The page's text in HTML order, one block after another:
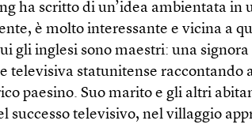
ha scritto di un’idea ambientata in
è molto interessante e vicina a
gli inglesi sono maestri: una
televisiva statunitense raccontando
paesino. Suo marito e gli altri
successo televisivo, nel villaggio